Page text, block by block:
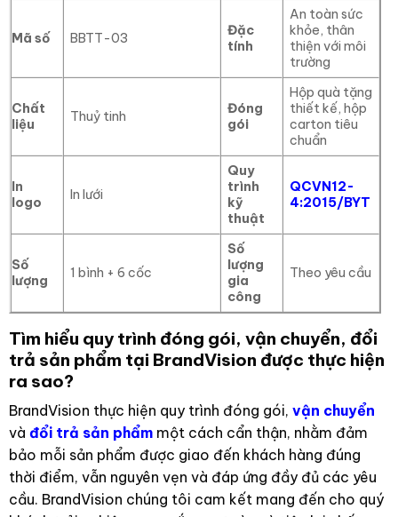
Mã số BBTT-03
Đặc
tính
An toàn sức
khỏe, thân
thiện với môi
trường
Chất
liệu
Thuỷ tinh
Đóng
gói
Hộp quà tặng
thiết kế, hộp
carton tiêu
chuẩn
In
logo
In lưới
Quy
trình
kỹ
thuật
QCVN12-
4:2015/BYT
Số
lượng
1 bình + 6 cốc
Số
lượng
gia
công
Theo yêu cầu
Tìm hiểu quy trình đóng gói, vận chuyển, đổi
trả sản phẩm tại BrandVision được thực hiện
ra sao?
BrandVision thực hiện quy trình đóng gói, vận chuyển
và đổi trả sản phẩmmột cách cẩn thận, nhằm đảm
bảo mỗi sản phẩm được giao đến khách hàng đúng
thời điểm, vẫn nguyên vẹn và đáp ứng đầy đủ các yêu
cầu. BrandVision chúng tôi cam kết mang đến cho quý